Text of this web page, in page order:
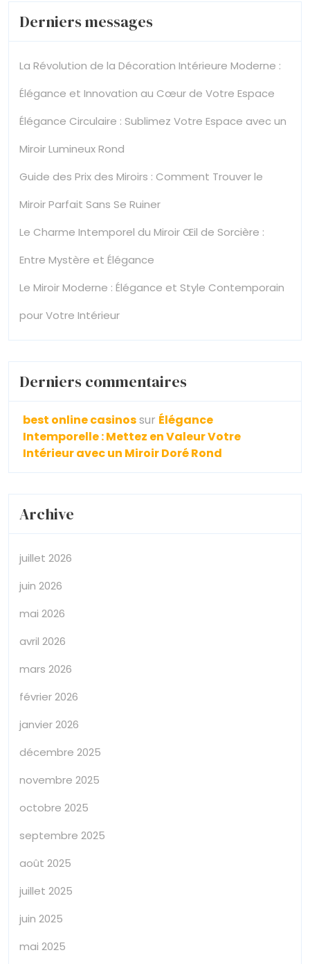
Derniers messages
La Révolution de la Décoration Intérieure Moderne :
Élégance et Innovation au Cœur de Votre Espace
Élégance Circulaire : Sublimez Votre Espace avec un
Miroir Lumineux Rond
Guide des Prix des Miroirs : Comment Trouver le
Miroir Parfait Sans Se Ruiner
Le Charme Intemporel du Miroir Œil de Sorcière :
Entre Mystère et Élégance
Le Miroir Moderne : Élégance et Style Contemporain
pour Votre Intérieur
Derniers commentaires
best online casinossur Élégance
Intemporelle : Mettez en Valeur Votre
Intérieur avec un Miroir Doré Rond
Archive
juillet 2026
juin 2026
mai 2026
avril 2026
mars 2026
février 2026
janvier 2026
décembre 2025
novembre 2025
octobre 2025
septembre 2025
août 2025
juillet 2025
juin 2025
mai 2025